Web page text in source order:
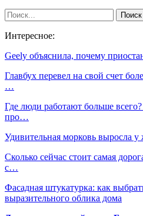
Интересное:
Geely объяснила, почему
Главбух перевел на свой счет
…
Где люди работают больше
про…
Удивительная морковь выросла
Сколько сейчас стоит самая
с…
Фасадная штукатурка: как
выразительного облика дома